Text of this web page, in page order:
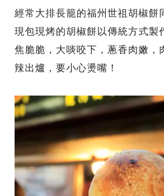
經常大排長籠的福州世祖胡椒餅
現包現烤的胡椒餅以傳統方式製
焦脆脆，大啖咬下，蔥香肉嫩，
辣出爐，要小心燙嘴！